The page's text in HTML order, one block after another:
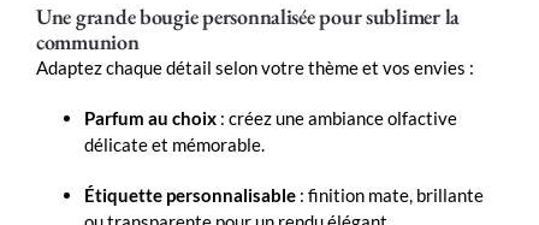
Une grande bougie personnalisée pour sublimer la
communion
Adaptez chaque détail selon votre thème et vos envies :
Parfum au choix : créez une ambiance olfactive
délicate et mémorable.
Étiquette personnalisable : finition mate, brillante